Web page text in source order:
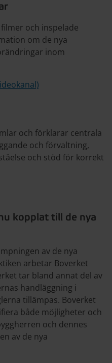
och inspelade
om de nya
inom
och förklarar centrala
och förvaltning,
och stöd för korrekt
kopplat till de nya
av de nya
arbetar Boverket
tar bland annat del av
handläggning i
tillämpas. Boverket
både möjligheter och
och dennes
av de nya